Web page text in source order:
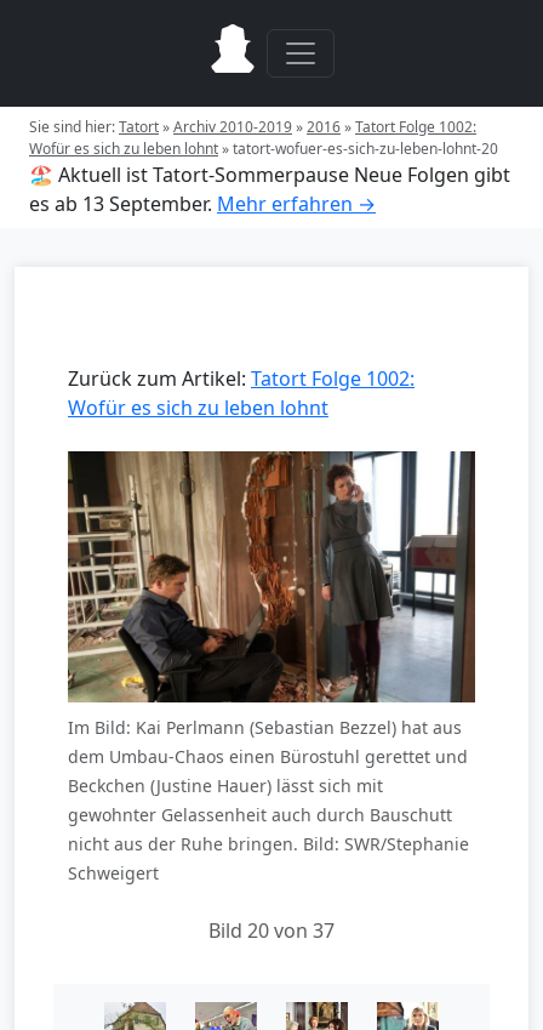
Sie sind hier:Tatort»Archiv 2010-2019»2016»Tatort Folge 1002:
Wofür es sich zu leben lohnt»tatort-wofuer-es-sich-zu-leben-lohnt-20
🏖️ Aktuell ist Tatort-Sommerpause Neue Folgen gibt
es ab 13 September. Mehr erfahren →
Zurück zum Artikel: Tatort Folge 1002:
Wofür es sich zu leben lohnt
Im Bild: Kai Perlmann (Sebastian Bezzel) hat aus
dem Umbau-Chaos einen Bürostuhl gerettet und
Beckchen (Justine Hauer) lässt sich mit
gewohnter Gelassenheit auch durch Bauschutt
nicht aus der Ruhe bringen. Bild: SWR/Stephanie
Schweigert
Bild 20 von 37